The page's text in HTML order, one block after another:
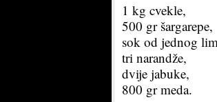
1 kg cvekle,
500 gr šargarepe,
sok od jednog
tri narandže,
dvije jabuke,
800 gr meda.